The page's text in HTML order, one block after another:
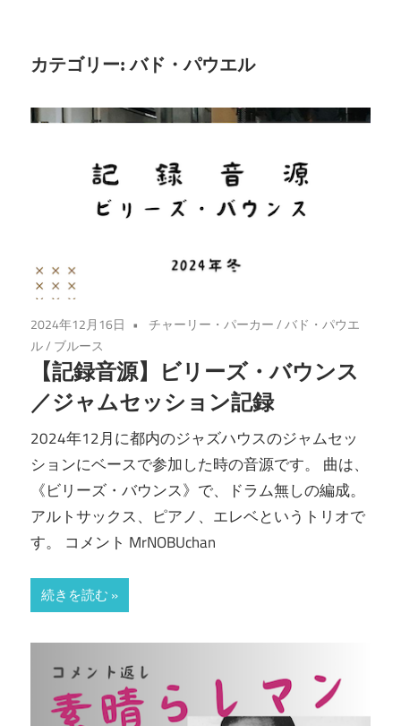
カテゴリー:バド・パウエル
2024年12月16日 チャーリー・パーカー/バド・パウエ
ル/ ブルース
【記録音源】ビリーズ・バウンス
／ジャムセッション記録
2024年12月に都内のジャズハウスのジャムセッ
ションにベースで参加した時の音源です。 曲は、
《ビリーズ・バウンス》で、ドラム無しの編成。
アルトサックス、ピアノ、エレベというトリオで
す。 コメント MrNOBUchan
続きを読む